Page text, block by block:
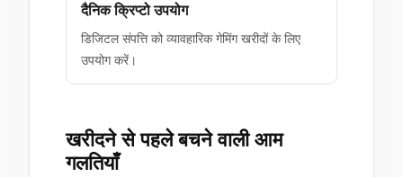
दैनिक क्रिप्टो उपयोग
डिजिटल संपत्ति को व्यावहारिक गेमिंग खरीदों के लिए
उपयोग करें।
खरीदने से पहले बचने वाली आम
गलतियाँ